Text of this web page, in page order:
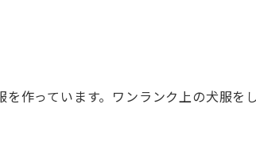
作っています。 ワンランク上の犬服を